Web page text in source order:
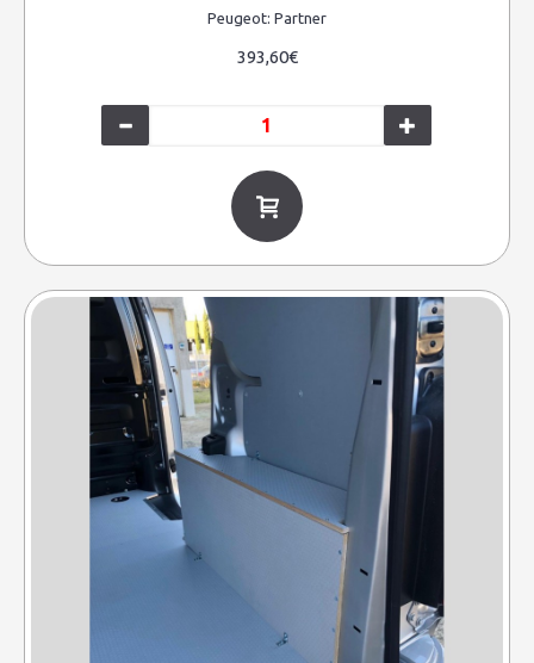
Peugeot: Partner
393,60€